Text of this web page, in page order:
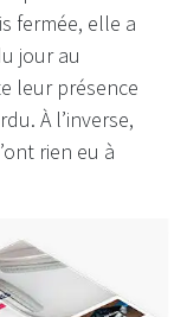
fermée, elle a
jour au
leur présence
À l’inverse,
rien eu à